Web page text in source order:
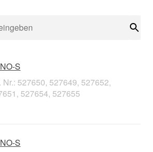
S
Nr.: 527650, 527649, 527652,
527654, 527655
S